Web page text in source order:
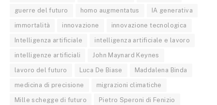
guerre del futuro homo augmentatus IA generativa
immortalità innovazione innovazione tecnologica
Intelligenza artificiale intelligenza artificiale e lavoro
intelligenze artificiali John Maynard Keynes
lavoro del futuro Luca De Biase Maddalena Binda
medicina di precisione migrazioni climatiche
Mille schegge di futuro Pietro Speroni di Fenizio